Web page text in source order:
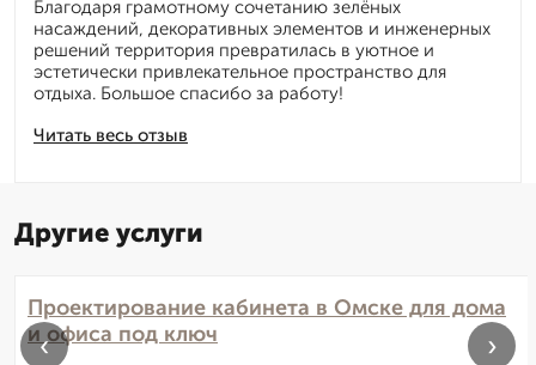
Читать весь отзыв
Благодаря грамотному сочетанию зелёных
насаждений, декоративных элементов и инженерных
решений территория превратилась в уютное и
эстетически привлекательное пространство для
отдыха. Большое спасибо за работу!
Другие услуги
Проектирование кабинета в Омске для дома
и офиса под ключ
‹ ›